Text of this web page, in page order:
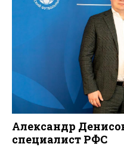
Александр
специалист РФС